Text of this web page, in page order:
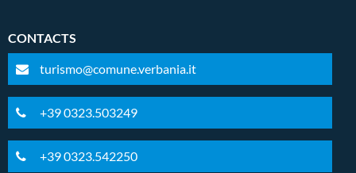
CONTACTS
turismo@comune.verbania.it
+39 0323.503249
+39 0323.542250